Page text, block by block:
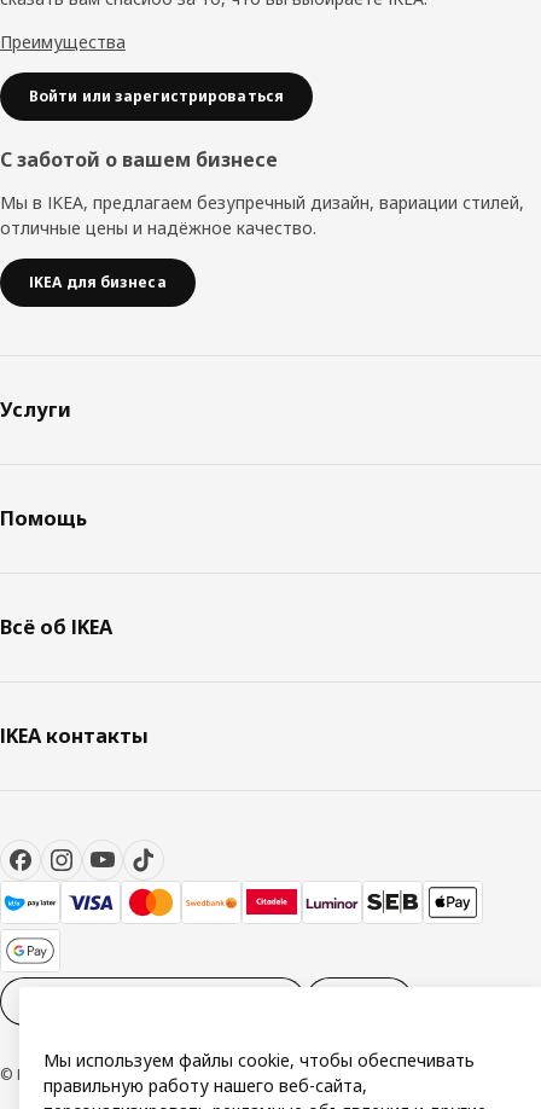
Преимущества
Войти или зарегистрироваться
С заботой о вашем бизнесе
Мы в IKEA, предлагаем безупречный дизайн, вариации стилей,
отличные цены и надёжное качество.
IKEA для бизнеса
Услуги
Помощь
Всё об IKEA
IKEA контакты
© Inter IKEA Systems B.V. 1999-2026
Мы используем файлы cookie, чтобы обеспечивать
правильную работу нашего веб-сайта,